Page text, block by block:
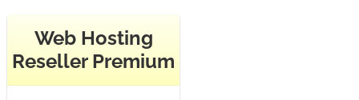
Web Hosting
Reseller Premium